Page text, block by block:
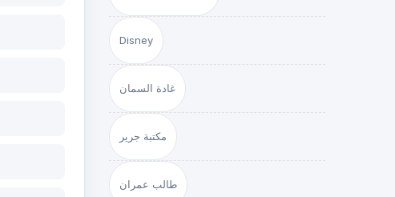
Disney
غادة السمان
مكتبة جرير
طالب عمران